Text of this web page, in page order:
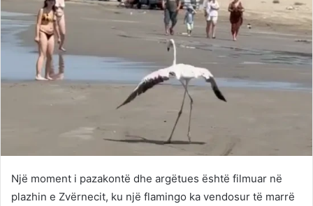
Një moment i pazakontë dhe argëtues është filmuar në
plazhin e Zvërnecit, ku një flamingo ka vendosur të marrë